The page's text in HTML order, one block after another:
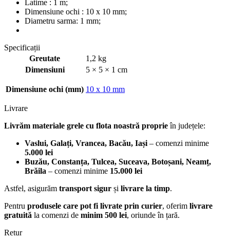
Latime : 1 m;
Dimensiune ochi : 10 x 10 mm;
Diametru sarma: 1 mm;
Specificații
Greutate
1,2 kg
Dimensiuni
5 × 5 × 1 cm
Dimensiune ochi (mm) 10 x 10 mm
Livrare
Livrăm materiale grele cu flota noastră proprieîn județele:
Vaslui, Galați, Vrancea, Bacău, Iași – comenzi minime
5.000 lei
Buzău, Constanța, Tulcea, Suceava, Botoșani, Neamț,
Brăila – comenzi minime 15.000 lei
Astfel, asigurăm transport sigur și livrare la timp.
Pentru produsele care pot fi livrate prin curier, oferim livrare
gratuită la comenzi de minim 500 lei, oriunde în țară.
Retur